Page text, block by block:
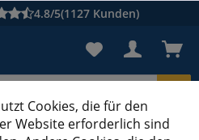
4.8/5(1127 Kunden)
Karton suchen
Cookies, die für den
Website erforderlich sind